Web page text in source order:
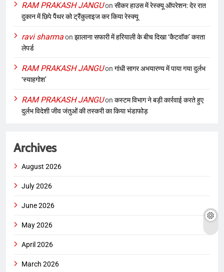
RAM PRAKASH JANGUon सीकर हाउस में रेस्क्यू ऑपरेशन: देर रात
दुकान में छिपे पैंथर को ट्रैंकुलाइज कर किया रेस्क्यू
ravi sharmaon झालाना सफारी में हरियाली के बीच दिखा ‘कैटवॉक’ करता
लेपर्ड
RAM PRAKASH JANGUon गांधी सागर अभयारण्य में पाया गया दुर्लभ
‘स्याहगोश’
RAM PRAKASH JANGUon कस्टम विभाग ने बड़ी कार्रवाई करते हुए
दुर्लभ विदेशी जीव जंतुओं की तस्करी का किया भंडाफोड़
Archives
August 2026
July 2026
June 2026
May 2026
April 2026
March 2026